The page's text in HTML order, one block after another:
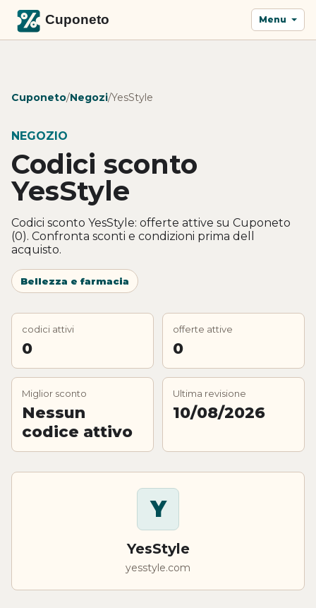
Menu
Cuponeto/Negozi/YesStyle
NEGOZIO
Codici sconto
YesStyle
Codici sconto YesStyle: offerte attive su Cuponeto
(0). Confronta sconti e condizioni prima dell
acquisto.
Bellezza e farmacia
codici attivi
0
offerte attive
0
Miglior sconto
Nessun
codice attivo
Ultima revisione
10/08/2026
Y
YesStyle
yesstyle.com